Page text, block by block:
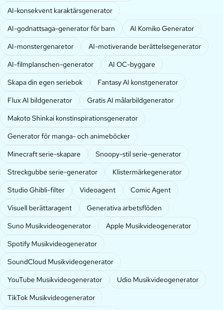
AI-konsekvent karaktärsgenerator
AI-godnattsaga-generator för barn
AI Komiko Generator
AI-monstergenaretor
AI-motiverande berättelsegenerator
AI-filmplanschen-generator
AI OC-byggare
Skapa din egen seriebok
Fantasy AI konstgenerator
Flux AI bildgenerator
Gratis AI målarbildgenerator
Makoto Shinkai konstinspirationsgenerator
Generator för manga- och animeböcker
Minecraft serie-skapare
Snoopy-stil serie-generator
Streckgubbe serie-generator
Klistermärkegenerator
Studio Ghibli-filter
Videoagent
Comic Agent
Visuell berättaragent
Generativa arbetsflöden
Suno Musikvideogenerator
Apple Musikvideogenerator
Spotify Musikvideogenerator
SoundCloud Musikvideogenerator
YouTube Musikvideogenerator
Udio Musikvideogenerator
TikTok Musikvideogenerator